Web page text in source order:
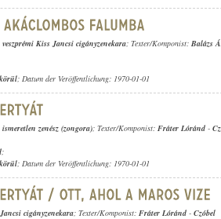
veszprémi Kiss Jancsi cigányzenekara; Texter/Komponist: Balázs
; Datum der Veröffentlichung: 1970-01-01
ismeretlen zenész (zongora); Texter/Komponist: Fráter Lóránd -
;
; Datum der Veröffentlichung: 1970-01-01
cigányzenekara; Texter/Komponist: Fráter Lóránd - Czóbel